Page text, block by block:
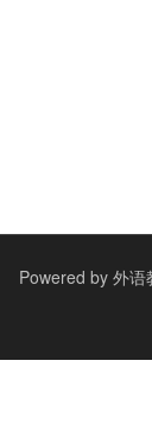
Powered by 外语